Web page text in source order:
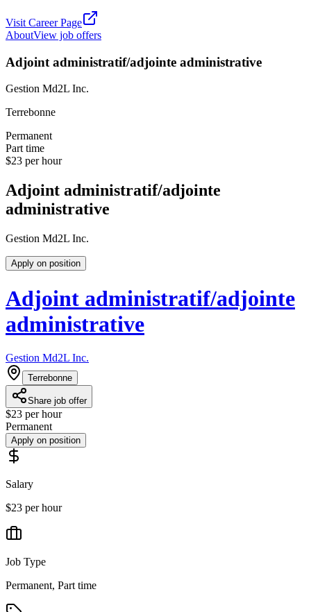
Visit Career Page
AboutView job offers
Adjoint administratif/adjointe administrative
Gestion Md2L Inc.
Terrebonne
Permanent
Part time
$23 per hour
Adjoint administratif/adjointe
administrative
Gestion Md2L Inc.
Apply on position
Adjoint administratif/adjointe
administrative
Gestion Md2L Inc.
Terrebonne
Share job offer
$23 per hour
Permanent
Apply on position
Salary
$23 per hour
Job Type
Permanent, Part time